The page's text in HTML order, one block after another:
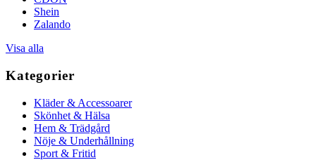
Shein
Zalando
Visa alla
Kategorier
Kläder & Accessoarer
Skönhet & Hälsa
Hem & Trädgård
Nöje & Underhållning
Sport & Fritid